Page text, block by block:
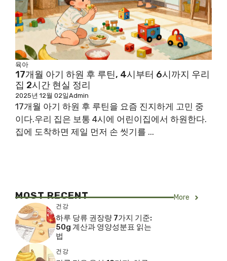
육아
17개월 아기 하원 후 루틴, 4시부터 6시까지 우리
집 2시간 현실 정리
2025년 12월 02일Admin
17개월 아기 하원 후 루틴을 요즘 진지하게 고민 중
이다.우리 집은 보통 4시에 어린이집에서 하원한다.
집에 도착하면 제일 먼저 손 씻기를 ...
MOST RECENT More
건강
하루 당류 권장량 7가지 기준:
50g 계산과 영양성분표 읽는
법
건강